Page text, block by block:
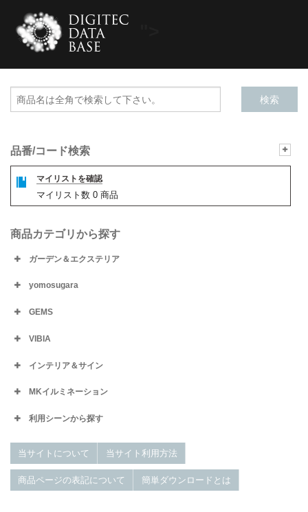
品番/コード検索
マイリストを確認
マイリスト数 0 商品
商品カテゴリから探す
ガーデン＆エクステリア
yomosugara
GEMS
VIBIA
インテリア＆サイン
MKイルミネーション
利用シーンから探す
当サイトについて 当サイト利用方法
商品ページの表記について 簡単ダウンロードとは